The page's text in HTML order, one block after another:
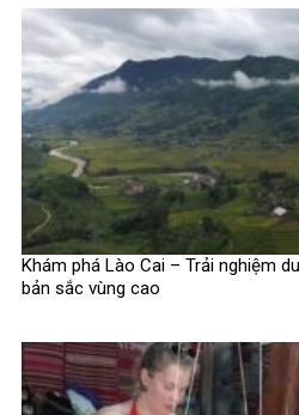
Khám phá Lào Cai – Trải nghiệm
bản sắc vùng cao